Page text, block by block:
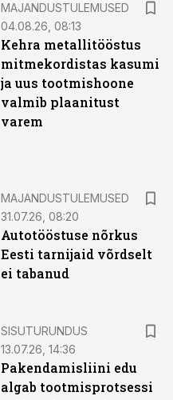
MAJANDUSTULEMUSED
04.08.26, 08:13
Kehra metallitööstus
mitmekordistas kasumi
ja uus tootmishoone
valmib plaanitust
varem
MAJANDUSTULEMUSED
31.07.26, 08:20
Autotööstuse nõrkus
Eesti tarnijaid võrdselt
ei tabanud
SISUTURUNDUS
13.07.26, 14:36
Pakendamisliini edu
algab tootmisprotsessi